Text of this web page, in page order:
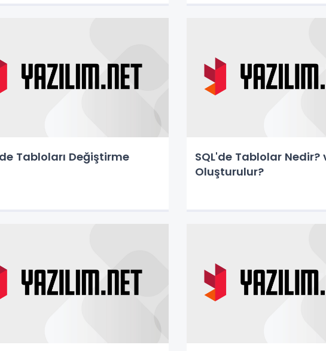
Tabloları Değiştirme
SQL'de Tablolar Nedir?
Oluşturulur?